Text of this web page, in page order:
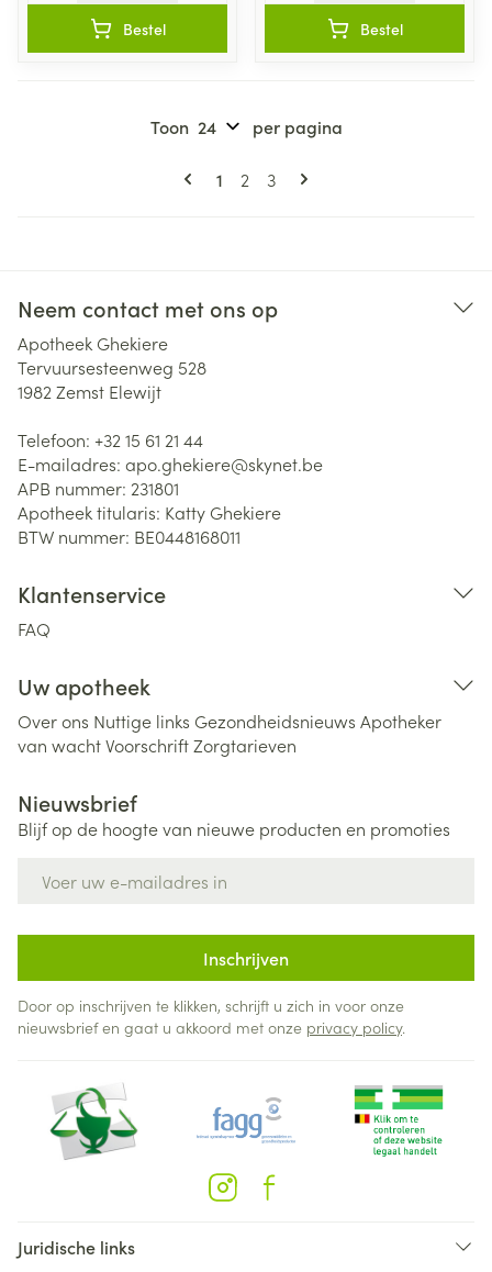
Bestel Bestel
Pagina's
U lees momenteel pagina
1 Pagina
2 Pagina
3
Toon per pagina
Neem contact met ons op
Apotheek Ghekiere
Tervuursesteenweg 528
1982 Zemst Elewijt
Telefoon: +32 15 61 21 44
E-mailadres: apo.ghekiere@skynet.be
APB nummer: 231801
Apotheek titularis: Katty Ghekiere
BTW nummer: BE0448168011
Klantenservice
FAQ
Uw apotheek
Over ons Nuttige links Gezondheidsnieuws Apotheker
van wachtVoorschriftZorgtarieven
Nieuwsbrief
Blijf op de hoogte van nieuwe producten en promoties
Inschrijven
Door op inschrijven te klikken, schrijft u zich in voor onze
nieuwsbrief en gaat u akkoord met onze privacy policy.
Juridische links